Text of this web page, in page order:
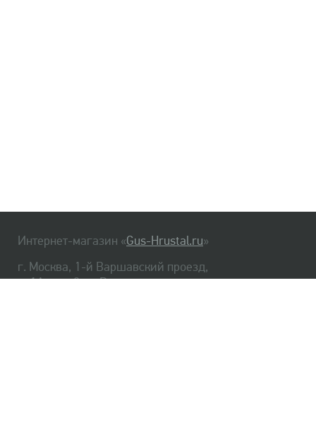
Интернет-магазин «Gus-Hrustal.ru»
г. Москва, 1-й Варшавский проезд,
д. 1А, стр. 3, м. Варшавская